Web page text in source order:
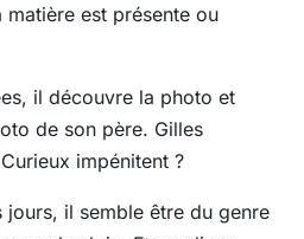
est présente ou
il découvre la photo et
de son père. Gilles
impénitent ?
jours, il semble être du genre